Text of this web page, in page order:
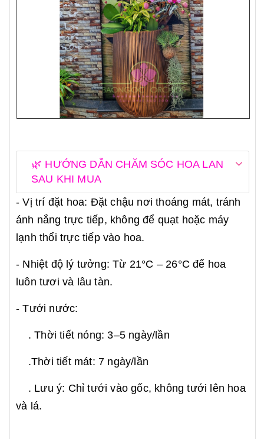
🌿 HƯỚNG DẪN CHĂM SÓC HOA LAN
SAU KHI MUA
- Vị trí đặt hoa: Đặt chậu nơi thoáng mát, tránh
ánh nắng trực tiếp, không để quạt hoặc máy
lạnh thổi trực tiếp vào hoa.
- Nhiệt độ lý tưởng: Từ 21°C – 26°C để hoa
luôn tươi và lâu tàn.
- Tưới nước:
. Thời tiết nóng: 3–5 ngày/lần
.Thời tiết mát: 7 ngày/lần
. Lưu ý: Chỉ tưới vào gốc, không tưới lên hoa
và lá.